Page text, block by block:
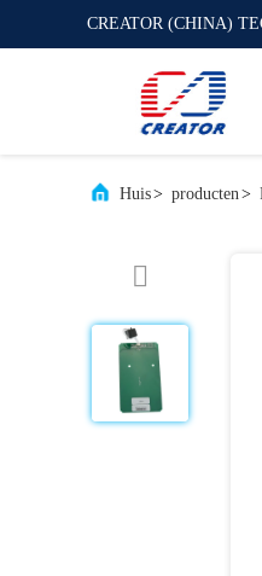
CREATOR (CHINA)
Huis> producten>